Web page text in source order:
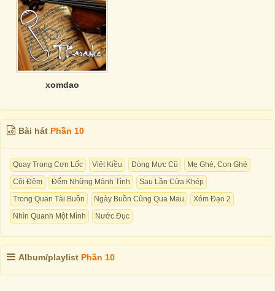
xomdao
Bài hát Phần 10
Quay Trong Cơn Lốc Việt Kiều Dòng Mực Cũ
Mẹ Ghẻ, Con Ghẻ
Cõi Đêm
Đếm Những Mảnh Tình
Sau Lần Cửa Khép
Trong Quan Tài Buồn
Ngày Buồn Cũng Qua Mau
Xóm Đạo 2
Nhìn Quanh Một Mình
Nước Đục
Album/playlist Phần 10